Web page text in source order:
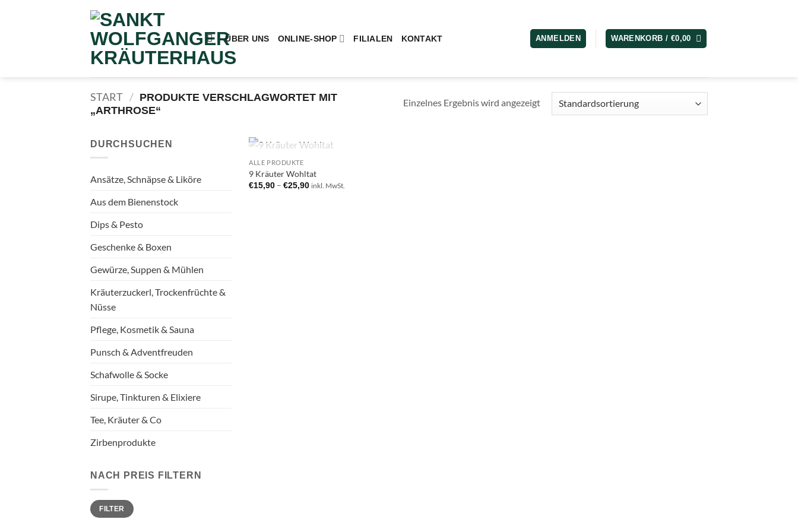
ÜBER UNS ONLINE-SHOP FILIALEN KONTAKT ANMELDEN WARENKORB / €0,00
START / PRODUKTE VERSCHLAGWORTET MIT
„ARTHROSE“
Einzelnes Ergebnis wird angezeigt
DURCHSUCHEN
Ansätze, Schnäpse & Liköre
Aus dem Bienenstock
Dips & Pesto
Geschenke & Boxen
Gewürze, Suppen & Mühlen
Kräuterzuckerl, Trockenfrüchte &
Nüsse
Pflege, Kosmetik & Sauna
Punsch & Adventfreuden
Schafwolle & Socke
Sirupe, Tinkturen & Elixiere
Tee, Kräuter & Co
Zirbenprodukte
NACH PREIS FILTERN
Min.
Preis
Max.
PreisFILTER
NICHT VORRÄTIG
ALLE PRODUKTE
9 Kräuter Wohltat
€15,90 –€25,90 inkl. MwSt.